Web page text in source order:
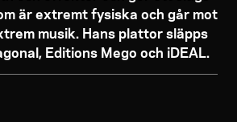
är extremt fysiska och går mot
musik. Hans plattor släpps
Editions Mego och iDEAL.